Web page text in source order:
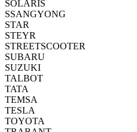
SOLARIS
SSANGYONG
STAR
STEYR
STREETSCOOTER
SUBARU
SUZUKI
TALBOT
TATA
TEMSA
TESLA
TOYOTA